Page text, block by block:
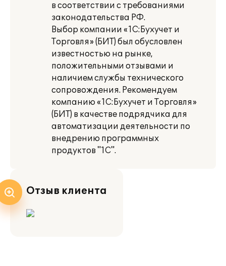
в соответствии с требованиями
законодательства РФ.
Выбор компании «1С:Бухучет и
Торговля» (БИТ) был обусловлен
известностью на рынке,
положительными отзывами и
наличием службы технического
сопровождения. Рекомендуем
компанию «1С:Бухучет и Торговля»
(БИТ) в качестве подрядчика для
автоматизации деятельности по
внедрению программных
продуктов "1С".
Отзыв клиента